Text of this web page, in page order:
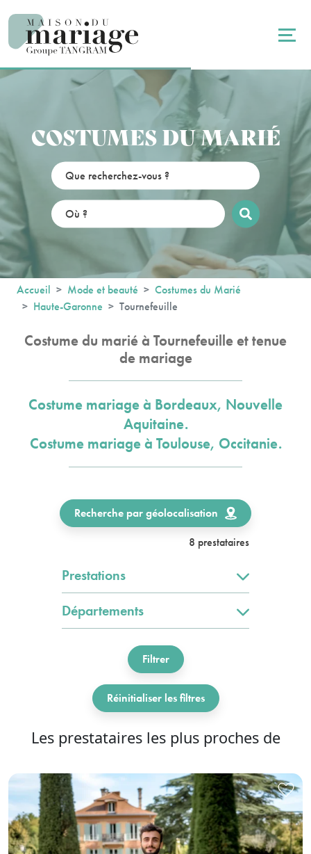
COSTUMES DU MARIÉ
Accueil Mode et beauté
Costumes du Marié
Haute-Garonne
Tournefeuille
Costume du marié à Tournefeuille et tenue
de mariage
Costume mariage à Bordeaux, Nouvelle
Aquitaine.
Costume mariage à Toulouse, Occitanie.
Recherche par géolocalisation
8 prestataires
Prestations
Départements
Filtrer
Réinitialiser les filtres
Les prestataires les plus proches de